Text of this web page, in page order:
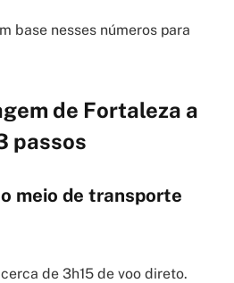
base nesses números para
de Fortaleza a
passos
meio de transporte
de 3h15 de voo direto.